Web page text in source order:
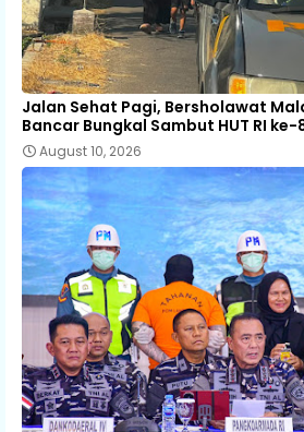
Jalan Sehat Pagi, Bersholawat
Bancar Bungkal Sambut HUT RI ke-
August 10, 2026